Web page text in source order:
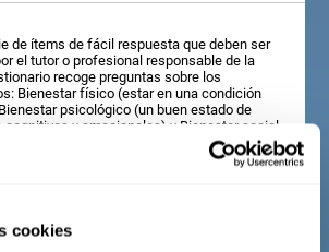
cookies
de ítems de fácil respuesta que deben ser
el tutor o profesional responsable de la
recoge preguntas sobre los
Bienestar físico (estar en una condición
psicológico (un buen estado de
cognitivos y emocionales) y Bienestar social
sanas y ricas con las personas de
preguntas pertenecientes a cada dominio